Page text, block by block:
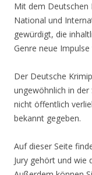
Mit dem Deutschen
National und
gewürdigt, die
Genre neue Impulse
Der Deutsche
ungewöhnlich in der
nicht öffentlich
bekannt gegeben.
Auf dieser Seite
Jury gehört und wie